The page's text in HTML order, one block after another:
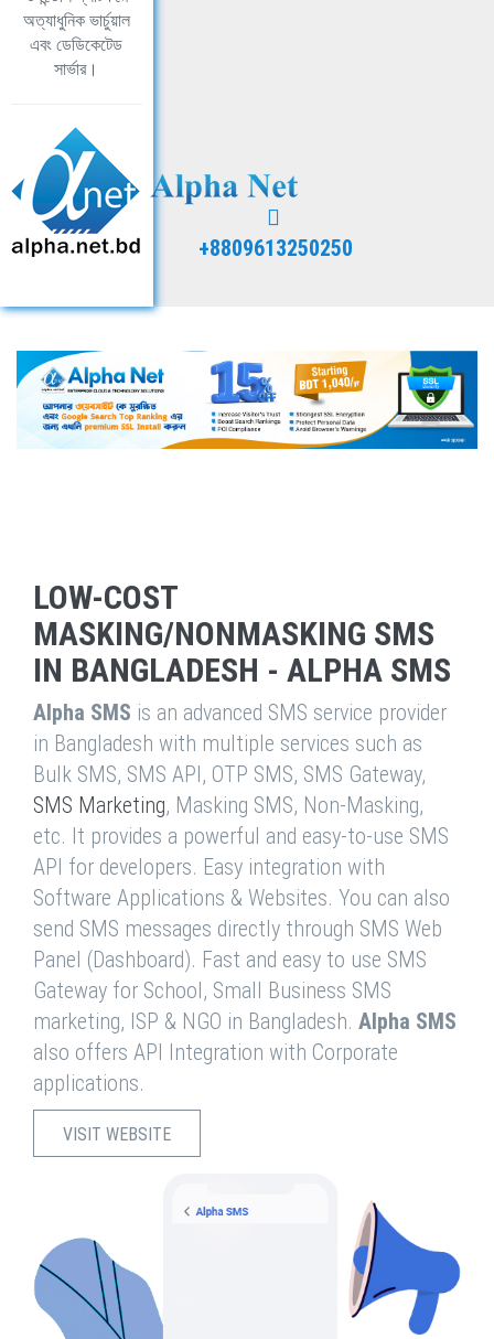
অত্যাধুনিক ভার্চুয়াল
এবং ডেডিকেটেড
সার্ভার।
+8809613250250
LOW-COST
MASKING/NONMASKING SMS
IN BANGLADESH - ALPHA SMS
Alpha SMS is an advanced SMS service provider
in Bangladesh with multiple services such as
Bulk SMS, SMS API, OTP SMS, SMS Gateway,
SMS Marketing, Masking SMS, Non-Masking,
etc. It provides a powerful and easy-to-use SMS
API for developers. Easy integration with
Software Applications & Websites. You can also
send SMS messages directly through SMS Web
Panel (Dashboard). Fast and easy to use SMS
Gateway for School, Small Business SMS
marketing, ISP & NGO in Bangladesh. Alpha SMS
also offers API Integration with Corporate
applications.
VISIT WEBSITE